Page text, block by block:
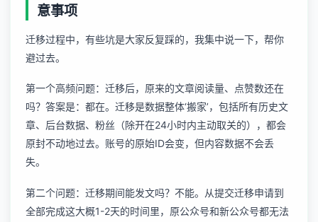
意事项
迁移过程中，有些坑是大家反复踩的，我集中说一下，帮你
避过去。
第一个高频问题：迁移后，原来的文章阅读量、点赞数还在
吗？答案是：都在。迁移是数据整体‘搬家’，包括所有历史文
章、后台数据、粉丝（除开在24小时内主动取关的），都会
原封不动地过去。账号的原始ID会变，但内容数据不会丢
失。
第二个问题：迁移期间能发文吗？不能。从提交迁移申请到
全部完成这大概1-2天的时间里，原公众号和新公众号都无法